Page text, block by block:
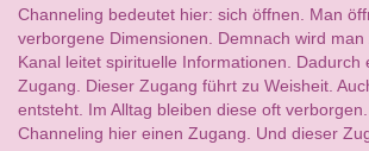
Channeling bedeutet hier: sich öffnen. Man
verborgene Dimensionen. Demnach wird
Kanal leitet spirituelle Informationen. Dadurch
Zugang. Dieser Zugang führt zu Weisheit.
entsteht. Im Alltag bleiben diese oft
Channeling hier einen Zugang. Und dieser